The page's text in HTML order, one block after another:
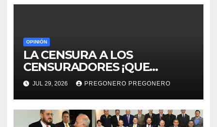
OPINIÓN
LA CENSURA A LOS
CENSURADORES ¡QUE
HORROR!
JUL 29, 2026 PREGONERO PREGONERO